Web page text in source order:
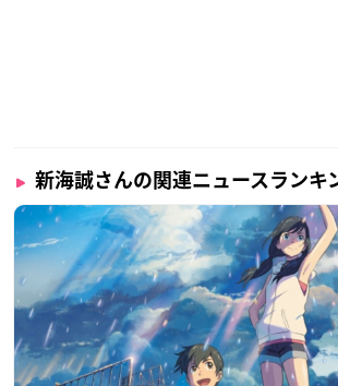
新海誠さんの関連ニュースランキ